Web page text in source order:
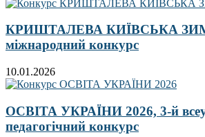
КРИШТАЛЕВА КИЇВСЬКА
міжнародний конкурс
10.01.2026
ОСВІТА УКРАЇНИ 2026, 3-й
педагогічний конкурс